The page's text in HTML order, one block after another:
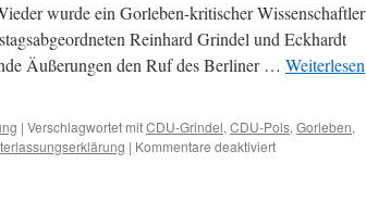
wurde ein Gorleben-kritischer Wissenschaftler
Reinhard Grindel und Eckhardt
Äußerungen den Ruf des Berliner … Weiterlesen
| Verschlagwortet mitCDU-Grindel, CDU-Pols, Gorleben,
| Kommentare deaktiviertfür